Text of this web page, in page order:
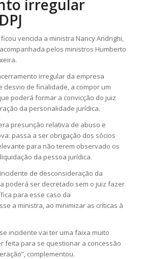
irregular
vencida a ministra Nancy Andrighi,
pelos ministros Humberto
irregular da empresa
desvio de finalidade, a compor um
poderá formar a convicção do juiz
da personalidade jurídica.
presunção relativa de abuso e
passa a ser obrigação dos sócios
para não terem observado os
da pessoa jurídica.
de desconsideração da
poderá ser decretado sem o juiz fazer
para esse caso da
a ministra, ao minimizar as críticas à
incidente vai ter uma faixa muito
feita para se questionar a concessão
complementou.